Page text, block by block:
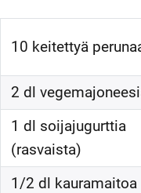
10 keitettyä
2 dl
1 dl soijajugurttia
(rasvaista)
1/2 dl kauramaitoa